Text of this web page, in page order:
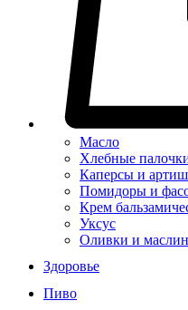
Масло
Хлебные
Каперсы и
Помидоры и
Крем
Уксус
Оливки и
Здоровье
Пиво